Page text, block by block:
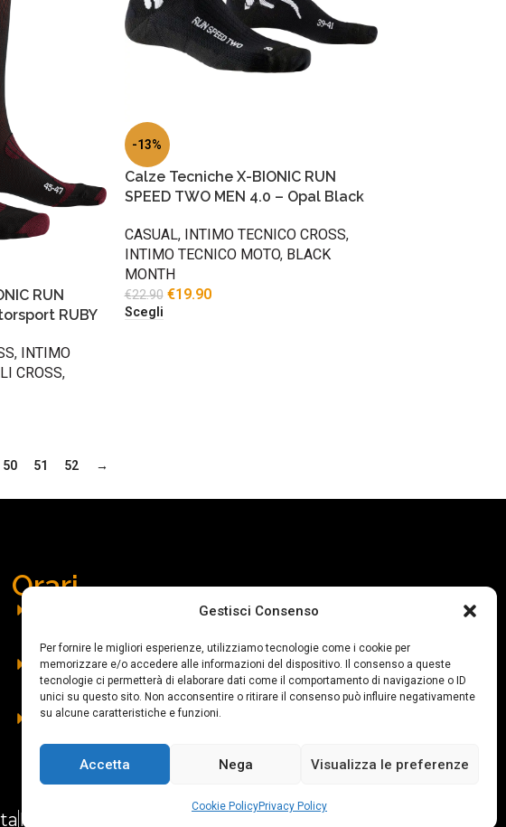
Gestisci Consenso
Per fornire le migliori esperienze, utilizziamo tecnologie come i cookie per
memorizzare e/o accedere alle informazioni del dispositivo. Il consenso a queste
tecnologie ci permetterà di elaborare dati come il comportamento di navigazione o ID
unici su questo sito. Non acconsentire o ritirare il consenso può influire negativamente
su alcune caratteristiche e funzioni.
Accetta Nega Visualizza le preferenze
Cookie PolicyPrivacy Policy
RUN
RUBY
, INTIMO
CROSS,
-13%
Calze Tecniche X-BIONIC RUN
SPEED TWO MEN 4.0 – Opal Black
CASUAL, INTIMO TECNICO CROSS,
INTIMO TECNICO MOTO, BLACK
MONTH
€22.90 €19.90
Scegli
50 51 52 →
Orari
Lunedì: 15,00 – 19,30
Martedì-Sabato:
09.00 - 12.30
15.00 - 19.30
Domenica chiuso
Resi e rimborsi